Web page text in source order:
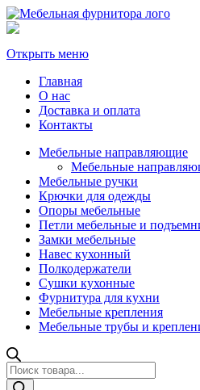
Открыть меню
Главная
О нас
Доставка и оплата
Контакты
Мебельные направляющие
Мебельные
Мебельные ручки
Крючки для одежды
Опоры мебельные
Петли мебельные и
Замки мебельные
Навес кухонный
Полкодержатели
Сушки кухонные
Фурнитура для кухни
Мебельные крепления
Мебельные трубы и
Поиск
товаров